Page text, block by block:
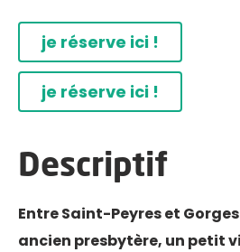
je réserve ici !
je réserve ici !
Descriptif
Entre Saint-Peyres et
ancien presbytère, un petit